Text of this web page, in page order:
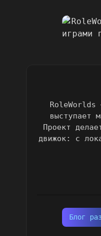
RoleWorlds
выступает
Проект
движок: с
Блог